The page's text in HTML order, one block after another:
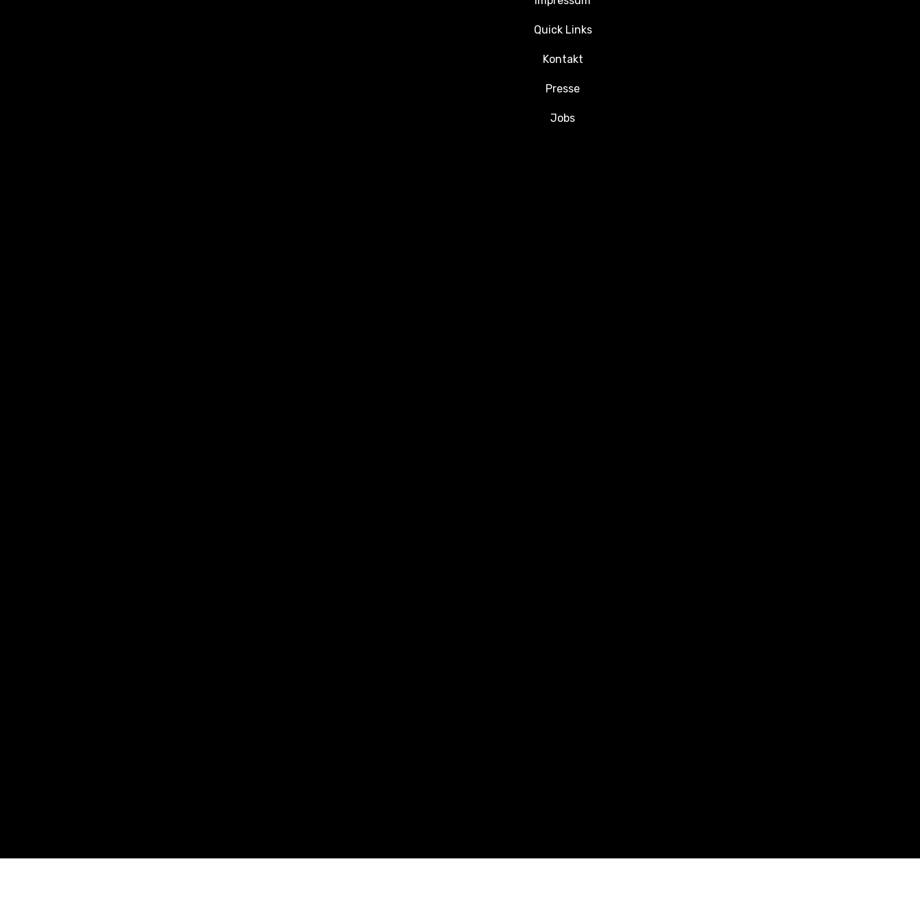
Quick Links
Kontakt
Presse
Jobs